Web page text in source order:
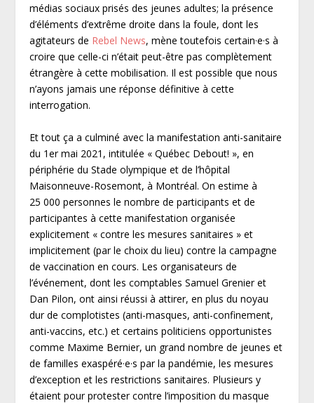
médias sociaux prisés des jeunes adultes; la présence
d’éléments d’extrême droite dans la foule, dont les
agitateurs de Rebel News, mène toutefois certain·e·s à
croire que celle-ci n’était peut-être pas complètement
étrangère à cette mobilisation. Il est possible que nous
n’ayons jamais une réponse définitive à cette
interrogation.
Et tout ça a culminé avec la manifestation anti-sanitaire
du 1ermai 2021, intitulée « Québec Debout! », en
périphérie du Stade olympique et de l’hôpital
Maisonneuve-Rosemont, à Montréal. On estime à
25 000 personnes le nombre de participants et de
participantes à cette manifestation organisée
explicitement « contre les mesures sanitaires » et
implicitement (par le choix du lieu) contre la campagne
de vaccination en cours. Les organisateurs de
l’événement, dont les comptables Samuel Grenier et
Dan Pilon, ont ainsi réussi à attirer, en plus du noyau
dur de complotistes (anti-masques, anti-confinement,
anti-vaccins, etc.) et certains politiciens opportunistes
comme Maxime Bernier, un grand nombre de jeunes et
de familles exaspéré·e·s par la pandémie, les mesures
d’exception et les restrictions sanitaires. Plusieurs y
étaient pour protester contre l’imposition du masque